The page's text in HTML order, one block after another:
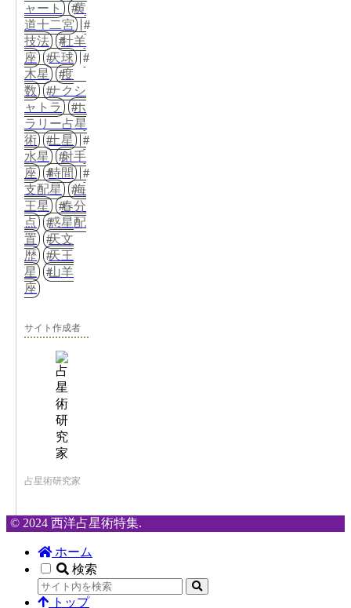
ャート
黄
道十二宮
技法
牡羊
座
天球
木星
度
数
ナクシ
ャトラ
ホ
ラリー占星
術
土星
水星
射手
座
時間
支配星
海
王星
春分
点
惑星配
置
天文
歴
天王
星
山羊
座
サイト作成者
占星術研究家
© 2024 西洋占星術特集.
ホーム
検索
トップ